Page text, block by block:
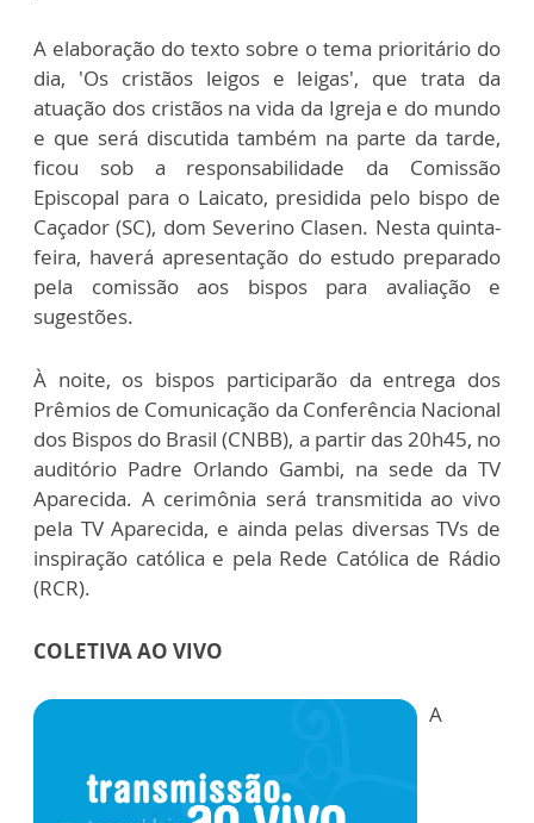
A elaboração do texto sobre o tema prioritário do
dia, 'Os cristãos leigos e leigas', que trata da
atuação dos cristãos na vida da Igreja e do mundo
e que será discutida também na parte da tarde,
ficou sob a responsabilidade da Comissão
Episcopal para o Laicato, presidida pelo bispo de
Caçador (SC), dom Severino Clasen. Nesta quinta-
feira, haverá apresentação do estudo preparado
pela comissão aos bispos para avaliação e
sugestões.
À noite, os bispos participarão da entrega dos
Prêmios de Comunicação da Conferência Nacional
dos Bispos do Brasil (CNBB), a partir das 20h45, no
auditório Padre Orlando Gambi, na sede da TV
Aparecida. A cerimônia será transmitida ao vivo
pela TV Aparecida, e ainda pelas diversas TVs de
inspiração católica e pela Rede Católica de Rádio
(RCR).
COLETIVA AO VIVO
A